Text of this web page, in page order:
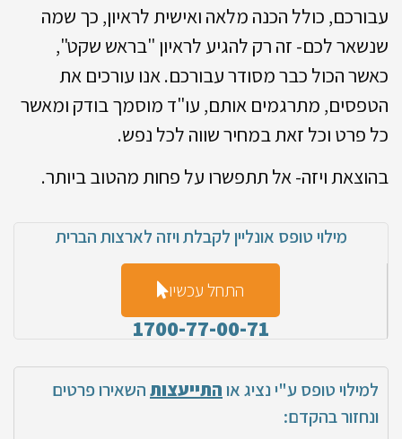
עבורכם, כולל הכנה מלאה ואישית לראיון, כך שמה
שנשאר לכם- זה רק להגיע לראיון "בראש שקט",
כאשר הכול כבר מסודר עבורכם. אנו עורכים את
הטפסים, מתרגמים אותם, עו"ד מוסמך בודק ומאשר
כל פרט וכל זאת במחיר שווה לכל נפש.
בהוצאת ויזה- אל תתפשרו על פחות מהטוב ביותר.
מילוי טופס אונליין לקבלת ויזה לארצות הברית
התחל עכשיו
1700-77-00-71
למילוי טופס ע"י נציג אוהתייעצותהשאירו פרטים
ונחזור בהקדם: